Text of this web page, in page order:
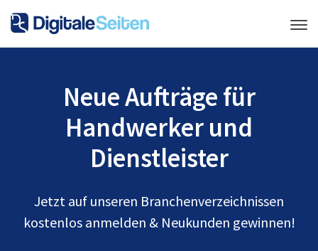
Neue Aufträge für
Handwerker und
Dienstleister
Jetzt auf unseren Branchenverzeichnissen
kostenlos anmelden & Neukunden gewinnen!